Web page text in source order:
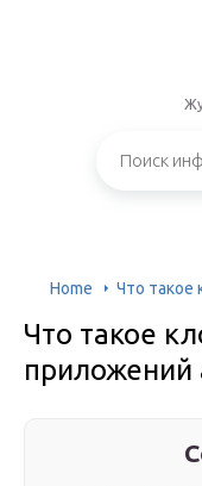
Home Что такое
Что такое
приложений